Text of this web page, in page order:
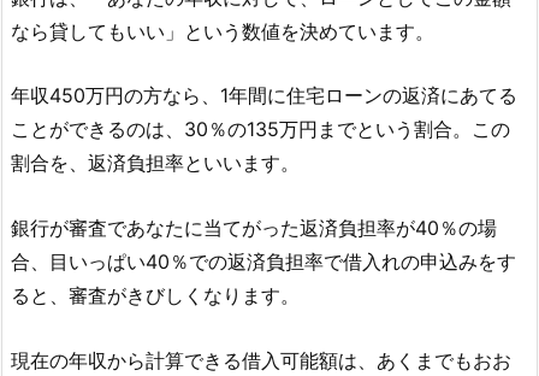
なら貸してもいい」という数値を決めています。
年収450万円の方なら、1年間に住宅ローンの返済にあてる
ことができるのは、30％の135万円までという割合。この
割合を、返済負担率といいます。
銀行が審査であなたに当てがった返済負担率が40％の場
合、目いっぱい40％での返済負担率で借入れの申込みをす
ると、審査がきびしくなります。
現在の年収から計算できる借入可能額は、あくまでもおお